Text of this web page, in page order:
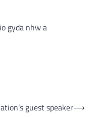
gyda nhw a
guest speaker⟶